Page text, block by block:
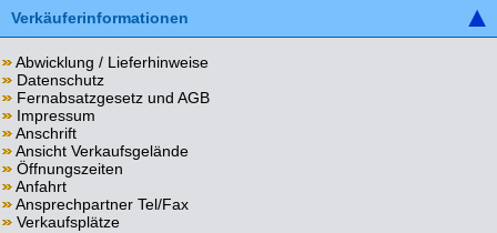
Verkäuferinformationen
Abwicklung / Lieferhinweise
Datenschutz
Fernabsatzgesetz und AGB
Impressum
Anschrift
Ansicht Verkaufsgelände
Öffnungszeiten
Anfahrt
Ansprechpartner Tel/Fax
Verkaufsplätze